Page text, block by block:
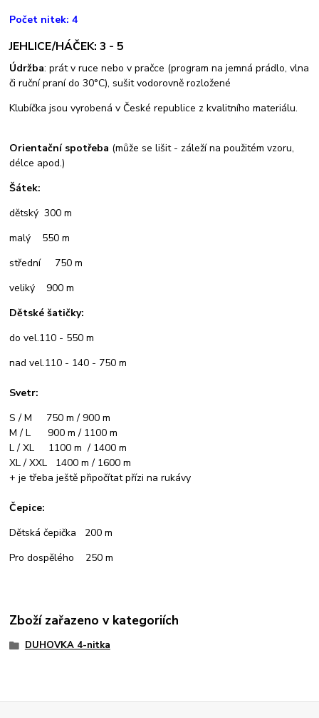
Počet nitek: 4
JEHLICE/HÁČEK: 3 - 5
Údržba: prát v ruce nebo v pračce (program na jemná prádlo, vlna
či ruční praní do 30°C), sušit vodorovně rozložené
Klubíčka jsou vyrobená v České republice z kvalitního materiálu.
Orientační spotřeba (může se lišit - záleží na použitém vzoru,
délce apod.)
Šátek:
dětský 300 m
malý 550 m
střední 750 m
veliký 900 m
Dětské šatičky:
do vel.110 - 550 m
nad vel.110 - 140 - 750 m
Svetr:
S / M 750 m / 900 m
M / L 900 m / 1100 m
L / XL 1100 m / 1400 m
XL / XXL 1400 m / 1600 m
+ je třeba ještě připočítat přízi na rukávy
Čepice:
Dětská čepička 200 m
Pro dospělého 250 m
Zboží zařazeno v kategoriích
DUHOVKA 4-nitka